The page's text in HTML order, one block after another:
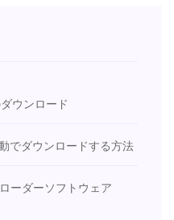
ウンロード
でダウンロードする方法
ーダーソフトウェア